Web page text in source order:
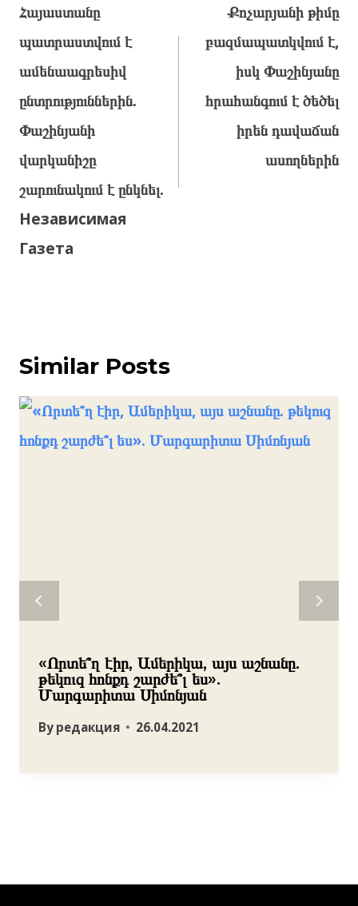
Հայաստանը
պատրաստվում է
ամենաագրեսիվ
ընտրություններին.
Փաշինյանի
վարկանիշը
շարունակում է ընկնել.
Независимая
Газета
Քոչարյանի թիմը
բազմապատկվում է,
իսկ Փաշինյանը
հրահանգում է ծեծել
իրեն դավաճան
ասողներին
Similar Posts
«Որտե՞ղ էիր, Ամերիկա, այս աշնանը.
թեկուզ հոնքդ շարժե՞լ ես».
Մարգարիտա Սիմոնյան
By редакция 26.04.2021